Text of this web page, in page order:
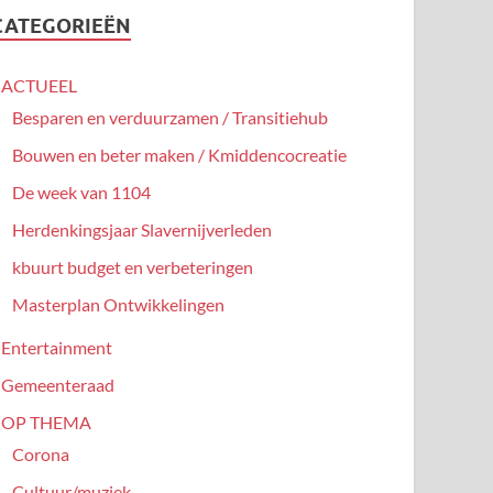
ACTUEEL
Besparen en verduurzamen / Transitiehub
Bouwen en beter maken / Kmiddencocreatie
De week van 1104
Herdenkingsjaar Slavernijverleden
kbuurt budget en verbeteringen
Masterplan Ontwikkelingen
Entertainment
Gemeenteraad
OP THEMA
Corona